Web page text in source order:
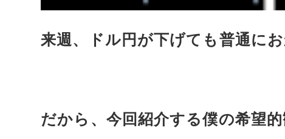
来週、ドル円が下げても普通に
だから、今回紹介する僕の希望